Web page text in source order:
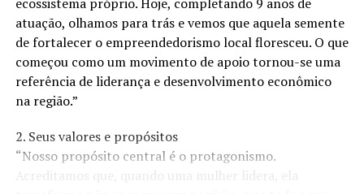
Sobre a WEMKT360: A agência WeMKT360 possui
expertise nas áreas de marketing, criação de estratégias
e ações com influenciadores digitais. Seu core business
propõe ser mais que uma agência tradicional e sim um
braço estratégico das organizações que atende, tendo
influência para organizações de qualquer porte, e o
marketing digital em formato 360º para pequenos e
médios empreendedores.
atuação, olhamos para trás e vemos que aquela semente
de fortalecer o empreendedorismo local floresceu. O que
começou como um movimento de apoio tornou-se uma
referência de liderança e desenvolvimento econômico
na região.”
2. Seus valores e propósitos
“Nosso propósito central é o protagonismo.
Acreditamos que, quando uma mulher lidera, ela